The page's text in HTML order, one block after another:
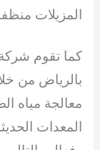
المزيلات
كما تقوم
بالرياض من
معالجة مياه
المعدات